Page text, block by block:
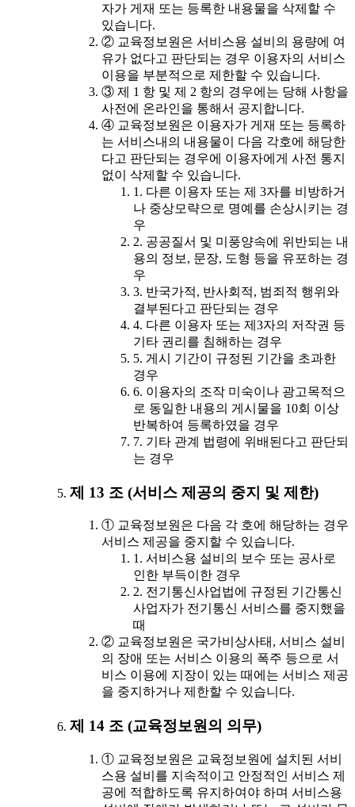
자가 게재 또는 등록한 내용물을 삭제할 수
있습니다.
② 교육정보원은 서비스용 설비의 용량에 여
유가 없다고 판단되는 경우 이용자의 서비스
이용을 부분적으로 제한할 수 있습니다.
③ 제 1 항 및 제 2 항의 경우에는 당해 사항을
사전에 온라인을 통해서 공지합니다.
④ 교육정보원은 이용자가 게재 또는 등록하
는 서비스내의 내용물이 다음 각호에 해당한
다고 판단되는 경우에 이용자에게 사전 통지
없이 삭제할 수 있습니다.
1. 다른 이용자 또는 제 3자를 비방하거
나 중상모략으로 명예를 손상시키는 경
우
2. 공공질서 및 미풍양속에 위반되는 내
용의 정보, 문장, 도형 등을 유포하는 경
우
3. 반국가적, 반사회적, 범죄적 행위와
결부된다고 판단되는 경우
4. 다른 이용자 또는 제3자의 저작권 등
기타 권리를 침해하는 경우
5. 게시 기간이 규정된 기간을 초과한
경우
6. 이용자의 조작 미숙이나 광고목적으
로 동일한 내용의 게시물을 10회 이상
반복하여 등록하였을 경우
7. 기타 관계 법령에 위배된다고 판단되
는 경우
제 13 조 (서비스 제공의 중지 및 제한)
① 교육정보원은 다음 각 호에 해당하는 경우
서비스 제공을 중지할 수 있습니다.
1. 서비스용 설비의 보수 또는 공사로
인한 부득이한 경우
2. 전기통신사업법에 규정된 기간통신
사업자가 전기통신 서비스를 중지했을
때
② 교육정보원은 국가비상사태, 서비스 설비
의 장애 또는 서비스 이용의 폭주 등으로 서
비스 이용에 지장이 있는 때에는 서비스 제공
을 중지하거나 제한할 수 있습니다.
제 14 조 (교육정보원의 의무)
① 교육정보원은 교육정보원에 설치된 서비
스용 설비를 지속적이고 안정적인 서비스 제
공에 적합하도록 유지하여야 하며 서비스용